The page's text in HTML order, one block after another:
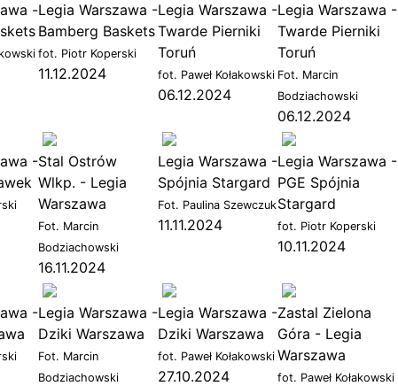
-Legia Warszawa -
Bamberg Baskets
fot. Piotr Koperski
11.12.2024
Legia Warszawa -
Twarde Pierniki
Toruń
fot. Paweł Kołakowski
06.12.2024
Legia Warszawa -
Twarde Pierniki
Toruń
Fot. Marcin
Bodziachowski
06.12.2024
-Stal Ostrów
Wlkp. - Legia
Warszawa
Fot. Marcin
Bodziachowski
16.11.2024
Legia Warszawa -
Spójnia Stargard
Fot. Paulina Szewczuk
11.11.2024
Legia Warszawa -
PGE Spójnia
Stargard
fot. Piotr Koperski
10.11.2024
-Legia Warszawa -
Dziki Warszawa
Fot. Marcin
Bodziachowski
Legia Warszawa -
Dziki Warszawa
fot. Paweł Kołakowski
27.10.2024
Zastal Zielona
Góra - Legia
Warszawa
fot. Paweł Kołakowski